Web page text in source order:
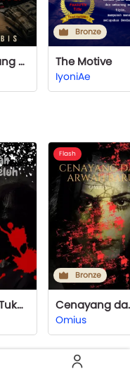
Topeng Sang Pejuang
Bronze
The Motive
IyoniAe
Kematian Tukang Teluh
Flash
Bronze
Omius